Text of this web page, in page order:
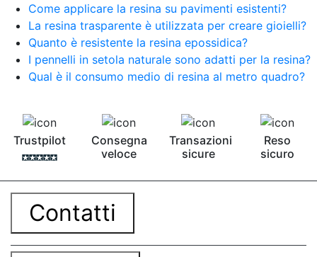
Come applicare la resina su pavimenti esistenti?
La resina trasparente è utilizzata per creare gioielli?
Quanto è resistente la resina epossidica?
I pennelli in setola naturale sono adatti per la resina?
Qual è il consumo medio di resina al metro quadro?
Trustpilot
Consegna
veloce
Transazioni
sicure
Reso
sicuro
Contatti